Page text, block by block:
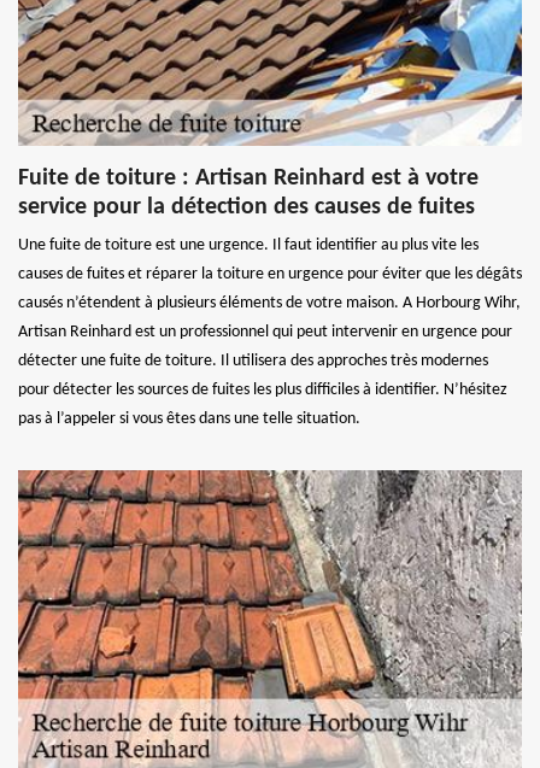
Fuite de toiture : Artisan Reinhard est à votre
service pour la détection des causes de fuites
Une fuite de toiture est une urgence. Il faut identifier au plus vite les
causes de fuites et réparer la toiture en urgence pour éviter que les dégâts
causés n’étendent à plusieurs éléments de votre maison. A Horbourg Wihr,
Artisan Reinhard est un professionnel qui peut intervenir en urgence pour
détecter une fuite de toiture. Il utilisera des approches très modernes
pour détecter les sources de fuites les plus difficiles à identifier. N’hésitez
pas à l’appeler si vous êtes dans une telle situation.